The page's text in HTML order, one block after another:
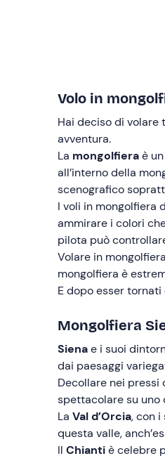
Volo in
Hai deciso di volare
avventura.
La mongolfieraè
all’interno della
scenografico
I voli in mongolfiera
ammirare i colori
pilota può
Volare in
mongolfiera è
E dopo esser
Mongolfiera
Sienae i suoi
dai paesaggi
Decollare nei
spettacolare su uno
La Val d’Orcia, con
questa valle,
Il Chiantiè celebre